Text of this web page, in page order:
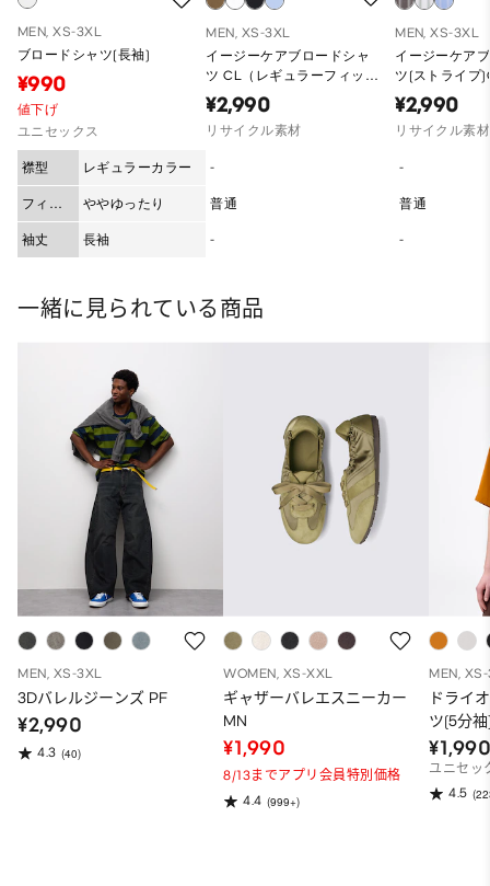
MEN, XS-3XL
ブロードシャツ(長袖)
¥990
値下げ
ユニセックス
襟型 レギュラーカラー
フィッ
ト
ややゆったり
袖丈 長袖
MEN, XS-3XL
イージーケアブロードシャ
ツ CL（レギュラーフィッ
ト）
¥2,990
リサイクル素材
-
普通
-
MEN, XS-3XL
イージーケア
ツ(ストライプ
ーフィット)
¥2,990
リサイクル素材
-
普通
-
一緒に見られている商品
MEN, XS-3XL
3Dバレルジーンズ PF
¥2,990
4.3 (40)
WOMEN, XS-XXL
ギャザーバレエスニーカー
MN
¥1,990
8/13までアプリ会員特別価格
4.4 (999+)
MEN,
ドライ
ツ(5分
ユニセッ
4.5